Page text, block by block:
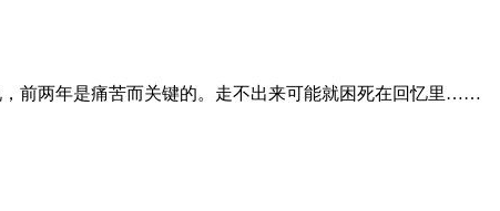
，前两年是痛苦而关键的。走不出来可能就困死在回忆里……